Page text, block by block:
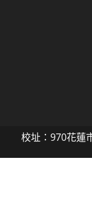
校址：970花